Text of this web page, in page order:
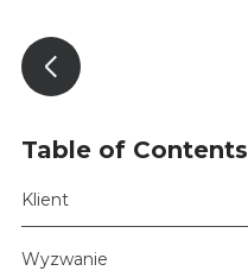
Table of Contents
Klient
Wyzwanie